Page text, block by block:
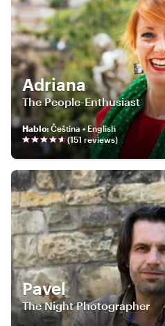
Adriana
The People-Enthusiast
Hablo: Čeština • English
(151 reviews)
Pavel
The Night Photographer